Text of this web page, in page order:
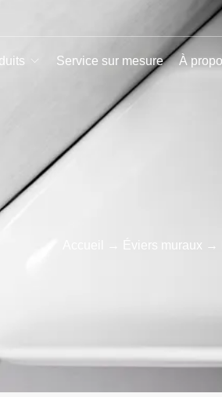
Service sur mesure À
Éviers muraux →